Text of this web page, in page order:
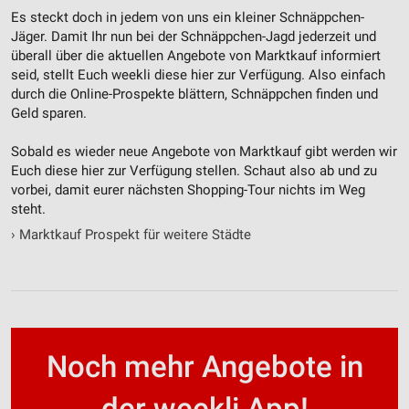
Es steckt doch in jedem von uns ein kleiner Schnäppchen-
Jäger. Damit Ihr nun bei der Schnäppchen-Jagd jederzeit und
überall über die aktuellen Angebote von Marktkauf informiert
seid, stellt Euch weekli diese hier zur Verfügung. Also einfach
durch die Online-Prospekte blättern, Schnäppchen finden und
Geld sparen.
Sobald es wieder neue Angebote von Marktkauf gibt werden wir
Euch diese hier zur Verfügung stellen. Schaut also ab und zu
vorbei, damit eurer nächsten Shopping-Tour nichts im Weg
steht.
› Marktkauf Prospekt für weitere Städte
Noch mehr Angebote in
Geräte anhand von aktiv angeforderten
Informationen identifizieren
Nicht-IAB-Verarbeitungszwecke:
Notwendig
Funktional
Werbung